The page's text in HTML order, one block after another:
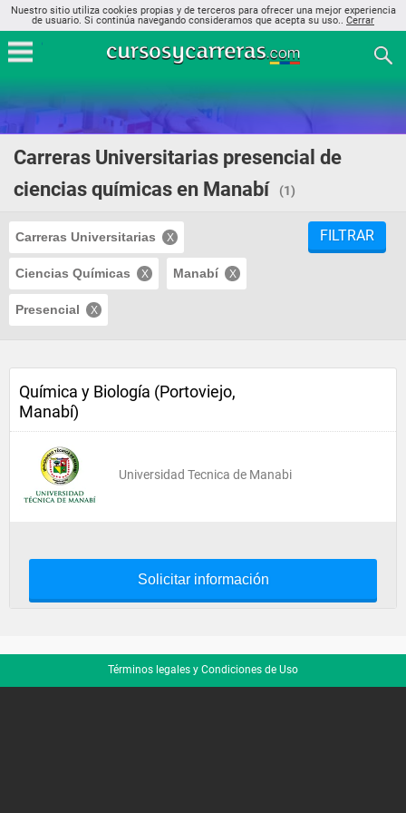
Nuestro sitio utiliza cookies propias y de terceros para ofrecer una mejor experiencia
de usuario. Si continúa navegando consideramos que acepta su uso.. Cerrar
Carreras Universitarias presencial de
ciencias químicas en Manabí
(1)
Carreras Universitarias
Ciencias Químicas Manabí
Presencial
FILTRAR
Química y Biología (Portoviejo,
Manabí)
Universidad Tecnica de Manabi
Solicitar información
Términos legales y Condiciones de Uso